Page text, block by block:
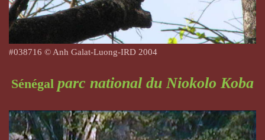
#038716 © Anh Galat-Luong-IRD 2004
Sénégal parc national du Niokolo Koba